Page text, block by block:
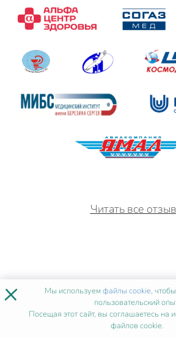
Читать все
ИСТОРИИ УСПЕХА
НАШЕГО ОБУЧЕНИЯ
× Мы используемфайлы cookie,
пользовательский
Посещая этот сайт, вы соглашаетесь на
файлов cookie.